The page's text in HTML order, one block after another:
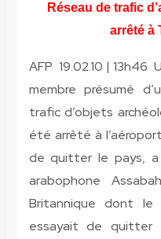
Réseau de trafic
arrêté à
AFP 19.02.10 | 13h46
membre présumé
trafic d’objets
été arrêté à
de quitter le pays, a
arabophone
Britannique dont le
essayait de quitter